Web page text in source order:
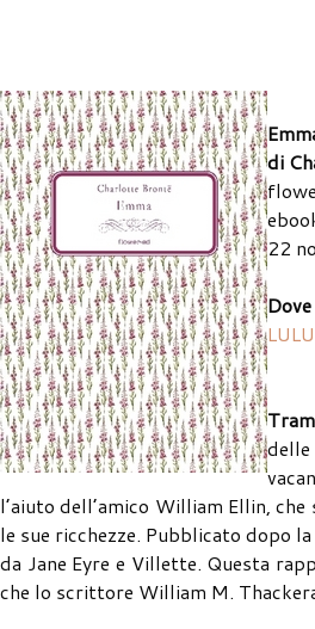
di
22
l’aiuto dell’amico William Ellin,
le sue ricchezze. Pubblicato dopo
da Jane Eyre e Villette. Questa
che lo scrittore William M.